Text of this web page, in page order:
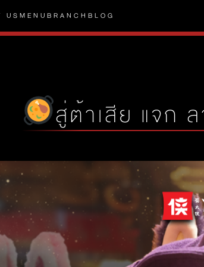
US MENU BRANCH BLOG
สู่ต้าเสีย แจก